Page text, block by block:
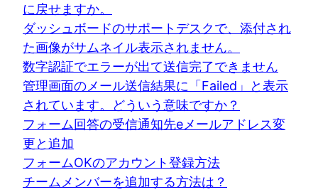
に戻せますか。
ダッシュボードのサポートデスクで、添付され
た画像がサムネイル表示されません。
数字認証でエラーが出て送信完了できません
管理画面のメール送信結果に「Failed」と表示
されています。どういう意味ですか？
フォーム回答の受信通知先eメールアドレス変
更と追加
フォームOKのアカウント登録方法
チームメンバーを追加する方法は？